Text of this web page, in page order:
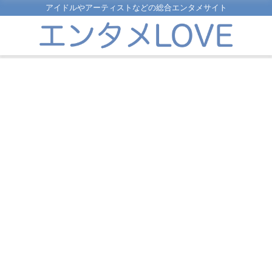
アイドルやアーティストなどの総合エンタメサイト